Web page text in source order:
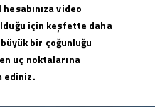
video
için keşfette daha
bir çoğunluğu
uç noktalarına
ediniz.